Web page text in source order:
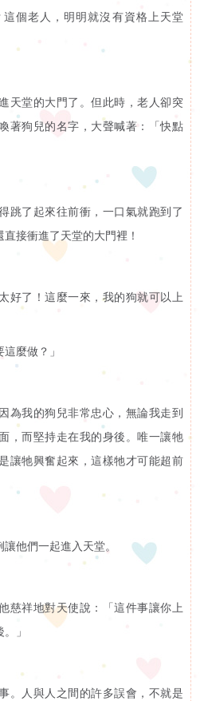
個老人，明明就沒有資格上天堂
天堂的大門了。但此時，老人卻突
著狗兒的名字，大聲喊著：「快點
跳了起來往前衝，一口氣就跑到了
接衝進了天堂的大門裡！
好了！這麼一來，我的狗就可以上
麼做？」
為我的狗兒非常忠心，無論我走到
，而堅持走在我的身後。唯一讓牠
讓牠興奮起來，這樣牠才可能超前
他們一起進入天堂。
慈祥地對天使說：「這件事讓你上
」
。人與人之間的許多誤會，不就是